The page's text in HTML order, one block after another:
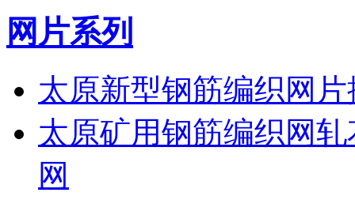
网片系列
太原新型钢筋编织网
太原矿用钢筋编织网
网